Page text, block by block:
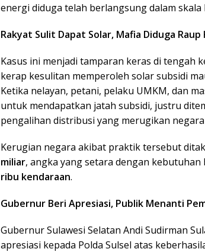
energi diduga telah berlangsung dalam
Rakyat Sulit Dapat Solar, Mafia Diduga
Kasus ini menjadi tamparan keras di tengah
kerap kesulitan memperoleh solar subsidi
Ketika nelayan, petani, pelaku UMKM, dan
untuk mendapatkan jatah subsidi, justru
pengalihan distribusi yang merugikan
Kerugian negara akibat praktik tersebut
miliar, angka yang setara dengan
ribu kendaraan.
Gubernur Beri Apresiasi, Publik Menanti
Gubernur Sulawesi Selatan Andi Sudirman
apresiasi kepada Polda Sulsel atas